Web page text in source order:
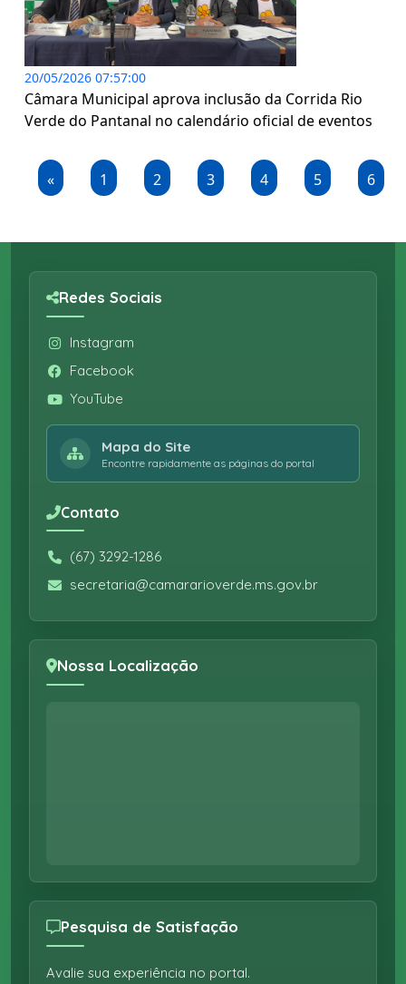
20/05/2026 07:57:00
Câmara Municipal aprova inclusão da Corrida Rio
Verde do Pantanal no calendário oficial de eventos
« 1 2 3 4 5 6
Redes Sociais
Instagram
Facebook
YouTube
Mapa do Site
Encontre rapidamente as páginas do portal
Contato
(67) 3292-1286
secretaria@camararioverde.ms.gov.br
Nossa Localização
Pesquisa de Satisfação
Avalie sua experiência no portal.